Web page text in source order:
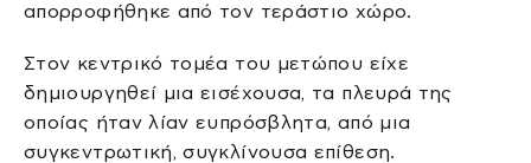
απορροφήθηκε από τον τεράστιο χώρο.
Στον κεντρικό τομέα του μετώπου είχε
δημιουργηθεί μια εισέχουσα, τα πλευρά της
οποίας ήταν λίαν ευπρόσβλητα, από μια
συγκεντρωτική, συγκλίνουσα επίθεση.